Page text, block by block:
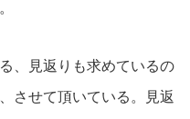
、見返りも求めているの
させて頂いている。見返